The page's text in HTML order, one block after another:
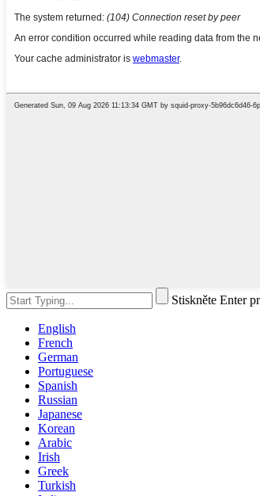
Stiskněte Enter
English
French
German
Portuguese
Spanish
Russian
Japanese
Korean
Arabic
Irish
Greek
Turkish